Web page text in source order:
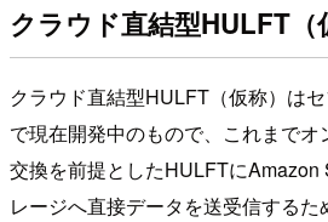
クラウド直結型HULFT（
クラウド直結型HULFT（仮称）は
で現在開発中のもので、これまで
交換を前提としたHULFTにAmazon
レージへ直接データを送受信する